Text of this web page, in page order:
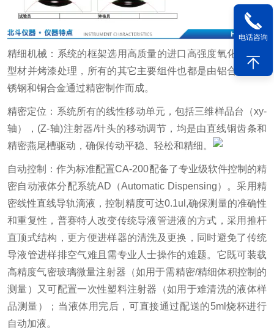
精细机械：系统的框架选用高质量的进口高强度氧化保护铝
型材并烤漆处理，所有的其它主要组件也都是由铝合金，不
锈钢和铜合金通过精密制作而成。
精密定位：系统所有的线性移动单元，包括三维样品台（xy-
轴），(Z-轴)注射器/针头的移动调节，均是由直线铜齿条和
精密燕尾槽驱动，确保传动平稳、轻松和精细。
自动控制：作为标准配置CA-200配备了专业级软件控制的精
密自动液体分配系统AD（Automatic Dispensing）。采用精
密线性直线导轨滴液，控制精度可达0.1ul,确保测量的准确性
和重复性，普赛特人改变传统导液管进液的方式，采用推杆
直顶式结构，更方便进样器的清洗及更换，同时避免了传统
导液管进样排空气难且需专业人士操作的难题。它既可装载
高精度气密玻璃微量注射器（如用于需精密/精细体积控制的
测量）又可配置一次性塑料注射器（如用于难清洗的液体样
品测量）；当液体用完后，可直接通过配送的5ml烧杯进行
自动加液。
电话咨询